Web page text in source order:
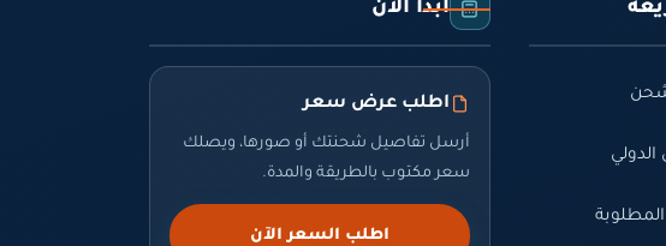
ابدأ الآن
اطلب عرض سعر
أرسل تفاصيل شحنتك أو صورها، ويصلك
سعر مكتوب بالطريقة والمدة.
اطلب السعر الآن